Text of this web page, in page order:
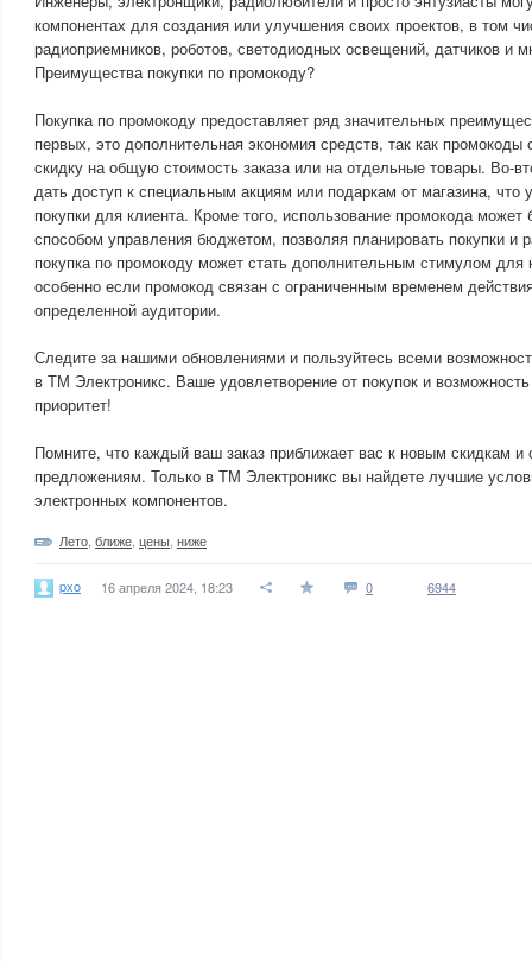
компонентах для создания или улучшения своих проектов, в том
радиоприемников, роботов, светодиодных освещений, датчиков и
Преимущества покупки по промокоду?
Покупка по промокоду предоставляет ряд значительных
первых, это дополнительная экономия средств, так как
скидку на общую стоимость заказа или на отдельные товары. Во-
дать доступ к специальным акциям или подаркам от магазина, что
покупки для клиента. Кроме того, использование промокода
способом управления бюджетом, позволяя планировать покупки и
покупка по промокоду может стать дополнительным стимулом для
особенно если промокод связан с ограниченным временем
определенной аудитории.
Следите за нашими обновлениями и пользуйтесь всеми
в ТМ Электроникс. Ваше удовлетворение от покупок и
приоритет!
Помните, что каждый ваш заказ приближает вас к новым скидкам и
предложениям. Только в ТМ Электроникс вы найдете лучшие
электронных компонентов.
Лето ближе цены ниже
pxo 16 апреля 2024, 18:23 0 6944